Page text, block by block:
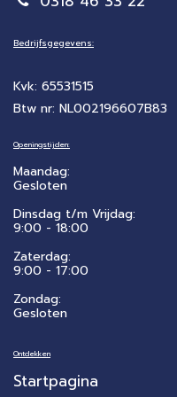
Bedrijfsgegevens:
Kvk: 65531515
Btw nr: NL002196607B83
Openingstijden:
Maandag:
Gesloten
Dinsdag t/m Vrijdag:
9:00 - 18:00
Zaterdag:
​9:00 - 17:00
Zondag:
Gesloten
Ontdekken
Startpagina